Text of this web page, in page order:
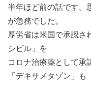
半年ほど前の話です。
が急務でした。
厚労省は米国で承認さ
シビル」を
コロナ治療薬として承
「デキサメタゾン」も